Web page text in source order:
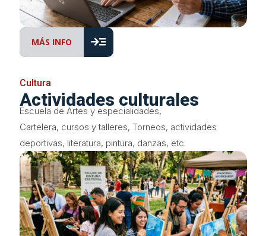
MÁS INFO read_more
Cultura
Actividades culturales
Escuela de Artes y especialidades,
Cartelera, cursos y talleres, Torneos, actividades
deportivas, literatura, pintura, danzas, etc.